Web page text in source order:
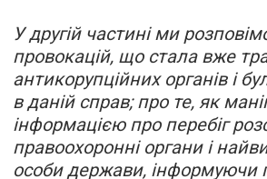
У другій частині ми
провокацій, що стала вже
антикорупційних органів і
в даній справ; про те, як
інформацією про перебіг
правоохоронні органи і
особи держави, інформуючи